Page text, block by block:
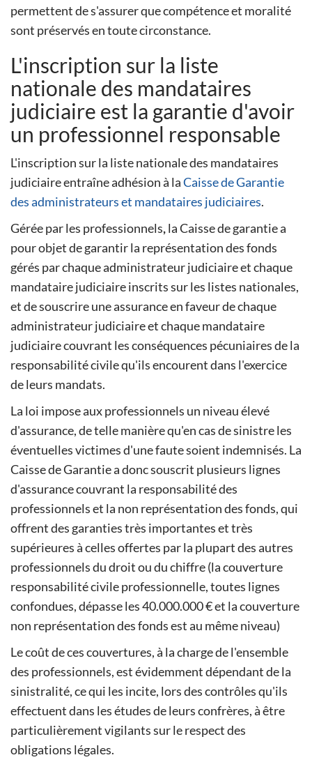
permettent de s'assurer que compétence et moralité
sont préservés en toute circonstance.
L'inscription sur la liste
nationale des mandataires
judiciaire est la garantie d'avoir
un professionnel responsable
L'inscription sur la liste nationale des mandataires
judiciaire entraîne adhésion à laCaisse de Garantie
des administrateurs et mandataires judiciaires.
Gérée par les professionnels,la Caisse de garantie a
pour objet de garantir la représentation des fonds
gérés par chaque administrateur judiciaire et chaque
mandataire judiciaire inscrits sur les listes nationales,
et de souscrire une assurance en faveur de chaque
administrateur judiciaire et chaque mandataire
judiciaire couvrant les conséquences pécuniaires de la
responsabilité civile qu'ils encourent dans l'exercice
de leurs mandats.
La loi impose aux professionnels un niveau élevé
d'assurance, de telle manière qu'en cas de sinistre les
éventuelles victimes d'une faute soient indemnisés. La
Caisse de Garantie a donc souscrit plusieurs lignes
d'assurance couvrant la responsabilité des
professionnels et la non représentation des fonds, qui
offrent des garanties très importantes et très
supérieures à celles offertes par la plupart des autres
professionnels du droit ou du chiffre (la couverture
responsabilité civile professionnelle, toutes lignes
confondues, dépasse les 40.000.000 € et la couverture
non représentation des fonds est au même niveau)
Le coût de ces couvertures, à la charge de l'ensemble
des professionnels, est évidemment dépendant de la
sinistralité, ce qui les incite, lors des contrôles qu'ils
effectuent dans les études de leurs confrères, à être
particulièrement vigilants sur le respect des
obligations légales.